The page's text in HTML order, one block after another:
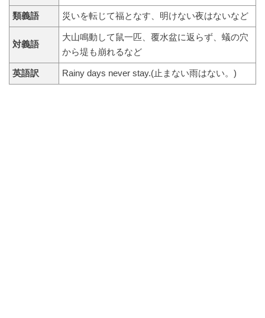
類義語 災いを転じて福となす、明けない夜はないなど
対義語
大山鳴動して鼠一匹、覆水盆に返らず、蟻の穴
から堤も崩れるなど
英語訳 Rainy days never stay.(止まない雨はない。)